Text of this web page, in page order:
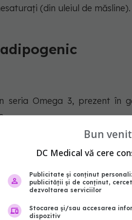
(din uleiul de măsline).
seria Omega 3, prezent în
este tot o calorie,
unele calorii îngrașă mai
a scris medicul
Bun
DC Medical vă cere
Publicitate și conținut
publicității și de conținut,
dezvoltarea serviciilor
Stocarea și/sau accesarea
dispozitiv